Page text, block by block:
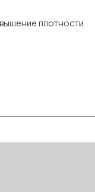
плотности